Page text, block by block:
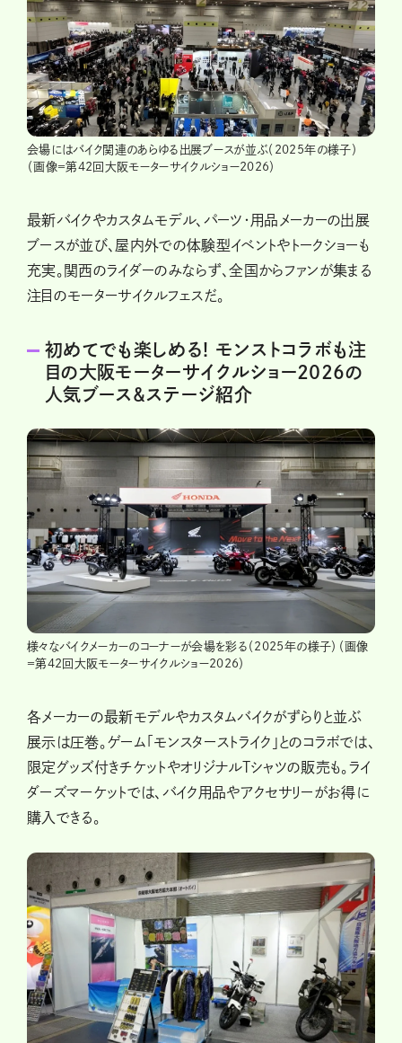
会場にはバイク関連のあらゆる出展ブースが並ぶ（2025年の様子）
（画像＝第42回大阪モーターサイクルショー2026）
最新バイクやカスタムモデル、パーツ・用品メーカーの出展
ブースが並び、屋内外での体験型イベントやトークショーも
充実。関西のライダーのみならず、全国からファンが集まる
注目のモーターサイクルフェスだ。
初めてでも楽しめる! モンストコラボも注
目の大阪モーターサイクルショー2026の
人気ブース&ステージ紹介
様々なバイクメーカーのコーナーが会場を彩る（2025年の様子）（画像
＝第42回大阪モーターサイクルショー2026）
各メーカーの最新モデルやカスタムバイクがずらりと並ぶ
展示は圧巻。ゲーム「モンスターストライク」とのコラボでは、
限定グッズ付きチケットやオリジナルTシャツの販売も。ライ
ダーズマーケットでは、バイク用品やアクセサリーがお得に
購入できる。